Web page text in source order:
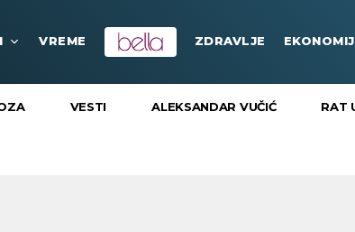
VREME ZDRAVLJE
VESTI ALEKSANDAR VUČIĆ RAT